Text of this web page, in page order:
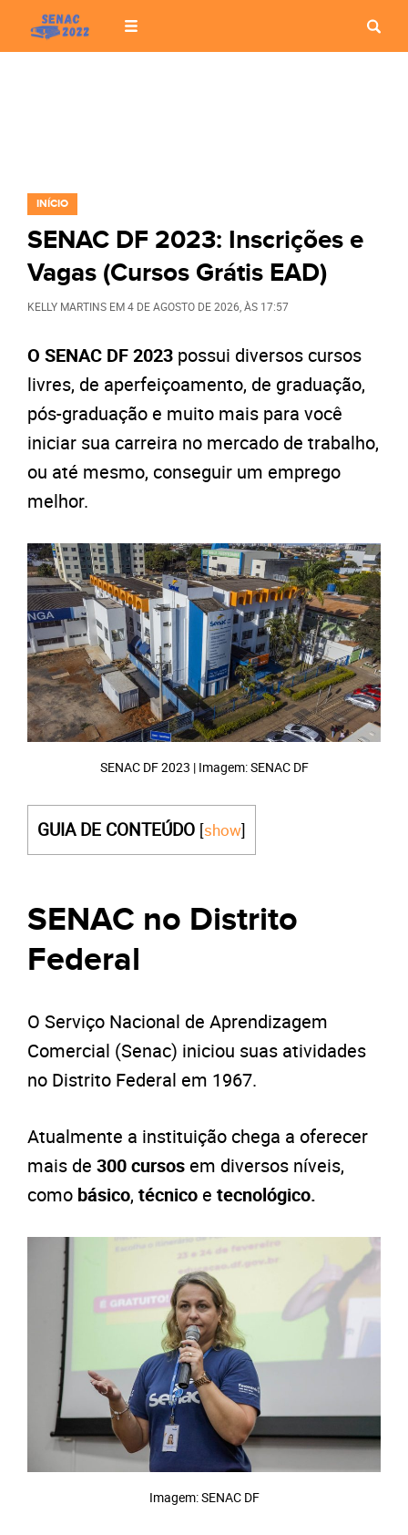
INÍCIO
SENAC DF 2023: Inscrições e
Vagas (Cursos Grátis EAD)
KELLY MARTINS EM4 DE AGOSTO DE 2026 , ÀS 17:57
O SENAC DF 2023 possui diversos cursos
livres, de aperfeiçoamento, de graduação,
pós-graduação e muito mais para você
iniciar sua carreira no mercado de trabalho,
ou até mesmo, conseguir um emprego
melhor.
SENAC DF 2023 | Imagem: SENAC DF
GUIA DE CONTEÚDO [show]
SENAC no Distrito
Federal
O Serviço Nacional de Aprendizagem
Comercial (Senac) iniciou suas atividades
no Distrito Federal em 1967.
Atualmente a instituição chega a oferecer
mais de 300 cursos em diversos níveis,
como básico, técnico e tecnológico.
Imagem: SENAC DF